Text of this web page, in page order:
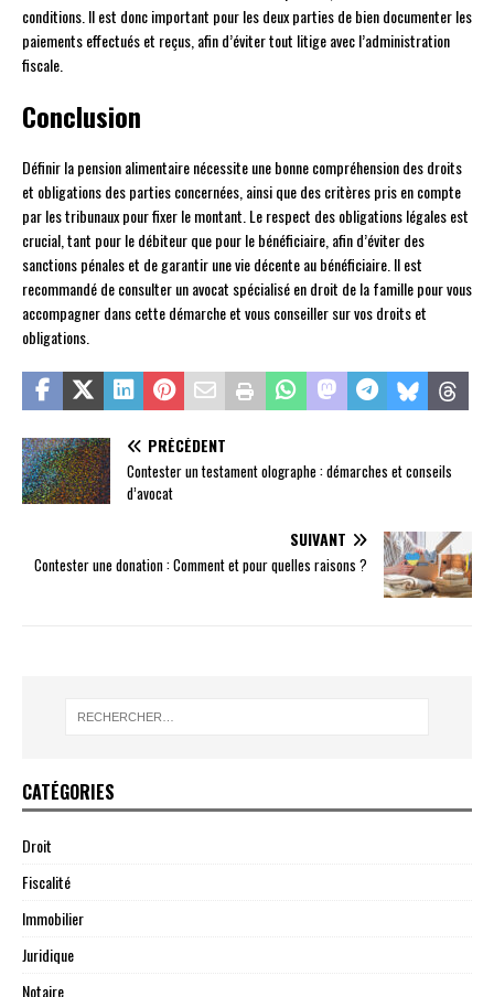
conditions. Il est donc important pour les deux parties de bien documenter les
paiements effectués et reçus, afin d’éviter tout litige avec l’administration
fiscale.
Conclusion
Définir la pension alimentaire nécessite une bonne compréhension des droits
et obligations des parties concernées, ainsi que des critères pris en compte
par les tribunaux pour fixer le montant. Le respect des obligations légales est
crucial, tant pour le débiteur que pour le bénéficiaire, afin d’éviter des
sanctions pénales et de garantir une vie décente au bénéficiaire. Il est
recommandé de consulter un avocat spécialisé en droit de la famille pour vous
accompagner dans cette démarche et vous conseiller sur vos droits et
obligations.
PRÉCÉDENT
Contester un testament olographe : démarches et conseils
d’avocat
SUIVANT
Contester une donation : Comment et pour quelles raisons ?
CATÉGORIES
Droit
Fiscalité
Immobilier
Juridique
Notaire